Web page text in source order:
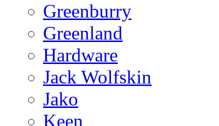
Greenburry
Greenland
Hardware
Jack Wolfskin
Jako
Keen